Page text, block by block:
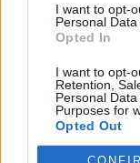
I want to opt-
Personal Data
Opted In
I want to opt-
Retention,
Personal
Purposes for
Opted Out
και οι
Δημόσιας Υγείας.
Δείτε
«Λακωνικά»
Τετάρτη 10/4